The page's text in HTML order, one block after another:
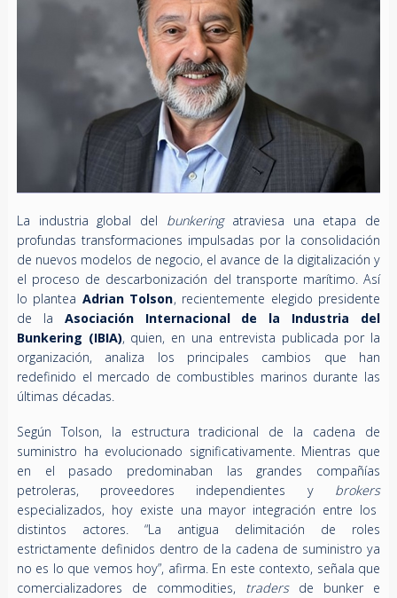
La industria global del bunkeringatraviesa una etapa de
profundas transformaciones impulsadas por la consolidación
de nuevos modelos de negocio, el avance de la digitalización y
el proceso de descarbonización del transporte marítimo. Así
lo plantea Adrian Tolson, recientemente elegido presidente
de la Asociación Internacional de la Industria del
Bunkering (IBIA), quien, en una entrevista publicada por la
organización, analiza los principales cambios que han
redefinido el mercado de combustibles marinos durante las
últimas décadas.
Según Tolson, la estructura tradicional de la cadena de
suministro ha evolucionado significativamente. Mientras que
en el pasado predominaban las grandes compañías
petroleras, proveedores independientes y brokers
especializados, hoy existe una mayor integración entre los
distintos actores. “La antigua delimitación de roles
estrictamente definidos dentro de la cadena de suministro ya
no es lo que vemos hoy”, afirma. En este contexto, señala que
comercializadores de commodities, tradersde bunker e